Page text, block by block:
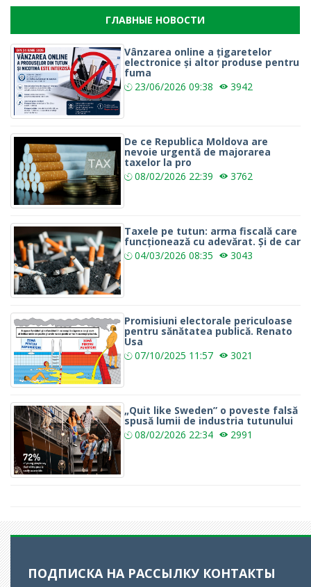
ГЛАВНЫЕ НОВОСТИ
Vânzarea online a țigaretelor
electronice și altor produse pentru
fuma
23/06/2026 09:38 3942
De ce Republica Moldova are
nevoie urgentă de majorarea
taxelor la pro
08/02/2026 22:39 3762
Taxele pe tutun: arma fiscală care
funcționează cu adevărat. Și de car
04/03/2026 08:35 3043
Promisiuni electorale periculoase
pentru sănătatea publică. Renato
Usa
07/10/2025 11:57 3021
„Quit like Sweden” o poveste falsă
spusă lumii de industria tutunului
08/02/2026 22:34 2991
ПОДПИСКА НА РАССЫЛКУ КОНТАКТЫ